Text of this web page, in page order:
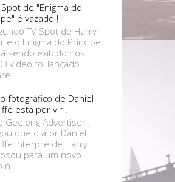
Spot de "Enigma do
é vazado !
TV Spot de Harry
e o Enigma do Príncipe
sendo exibido nos
vídeo foi lançado
fotográfico de Daniel
esta por vir .
Geelong Advertiser ,
que o ator Daniel
interpre de Harry
para um novo